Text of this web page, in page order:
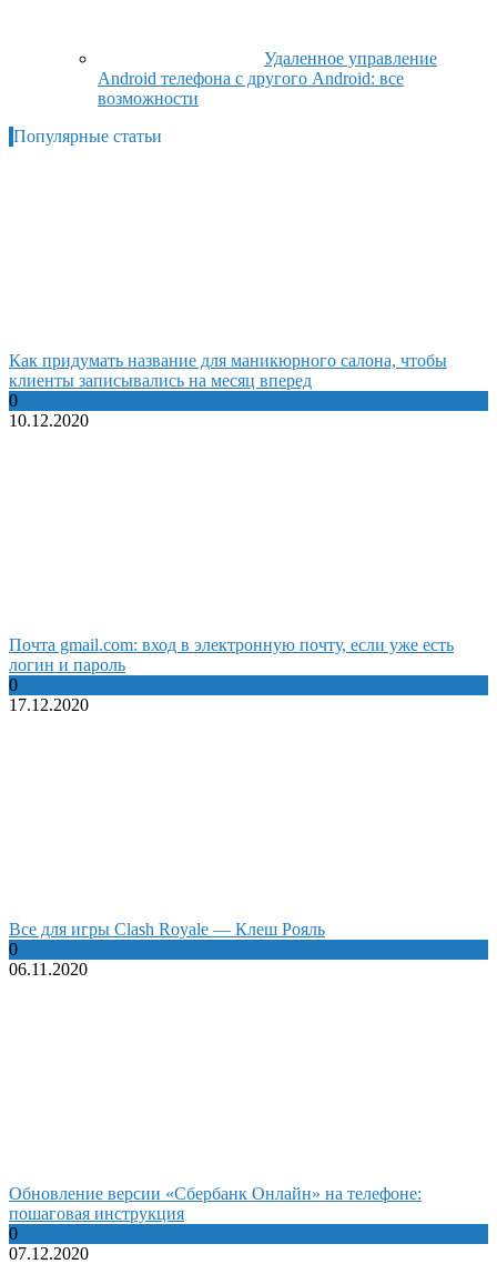
Удаленное управление
Android телефона с другого Android: все
возможности
Популярные статьи
Как придумать название для маникюрного салона, чтобы
клиенты записывались на месяц вперед
0
10.12.2020
Почта gmail.com: вход в электронную почту, если уже есть
логин и пароль
0
17.12.2020
Все для игры Clash Royale — Клеш Рояль
0
06.11.2020
Обновление версии «Сбербанк Онлайн» на телефоне:
пошаговая инструкция
0
07.12.2020